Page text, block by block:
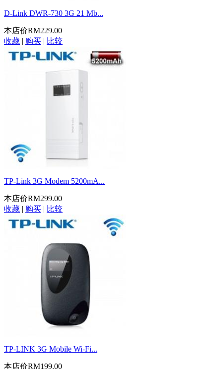
D-Link DWR-730 3G 21 Mb...
本店价RM229.00
收藏 | 购买 | 比较
TP-Link 3G Modem 5200mA...
本店价RM299.00
收藏 | 购买 | 比较
TP-LINK 3G Mobile Wi-Fi...
本店价RM199.00